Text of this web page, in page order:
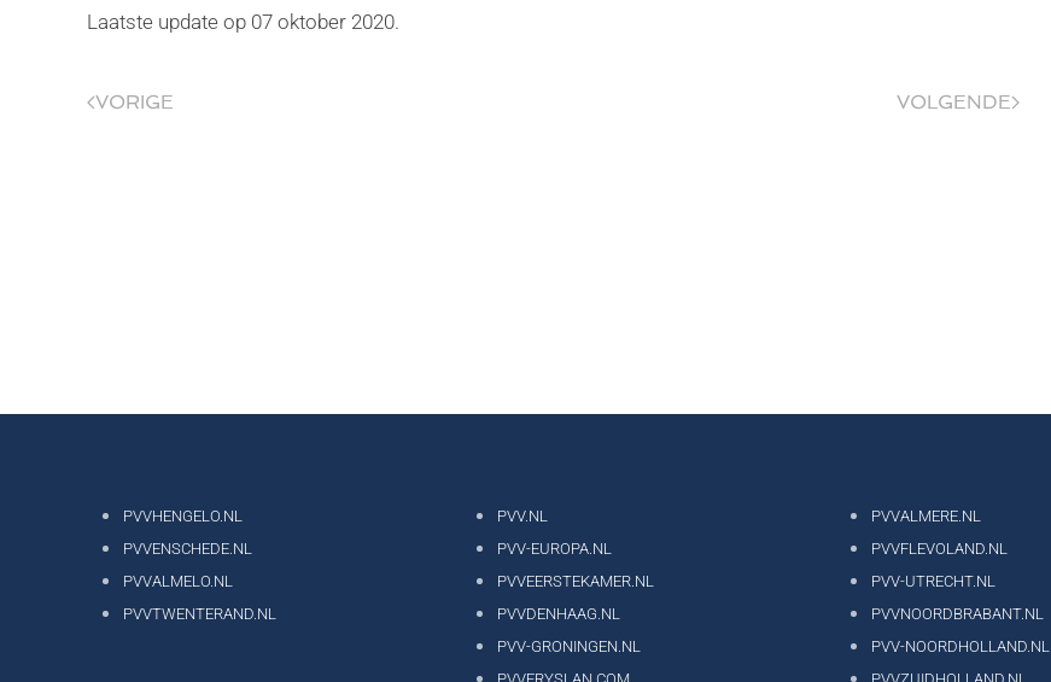
Laatste update op 07 oktober 2020.
VORIGE VOLGENDE
PVVHENGELO.NL
PVVENSCHEDE.NL
PVVALMELO.NL
PVVTWENTERAND.NL
PVV.NL
PVV-EUROPA.NL
PVVEERSTEKAMER.NL
PVVDENHAAG.NL
PVV-GRONINGEN.NL
PVVALMERE.NL
PVVFLEVOLAND.NL
PVV-UTRECHT.NL
PVVNOORDBRABANT.NL
PVV-NOORDHOLLAND.NL